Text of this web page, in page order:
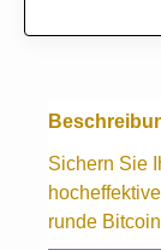
Sichern Sie
runde